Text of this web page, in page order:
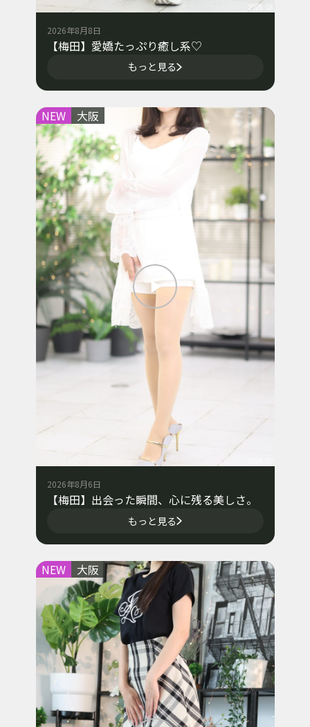
2026年8月8日
【梅田】愛嬌たっぷり癒し系♡
もっと見る
NEW 大阪
2026年8月6日
【梅田】出会った瞬間、心に残る美しさ。
もっと見る
NEW 大阪